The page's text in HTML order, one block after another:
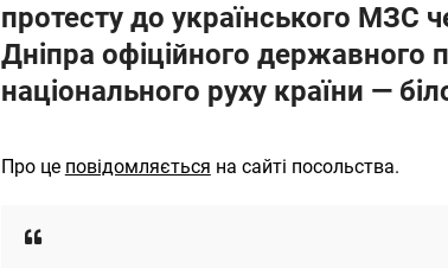
протесту до українського МЗС
Дніпра офіційного державного
національного руху країни —
Про це повідомляється на сайті посольства.